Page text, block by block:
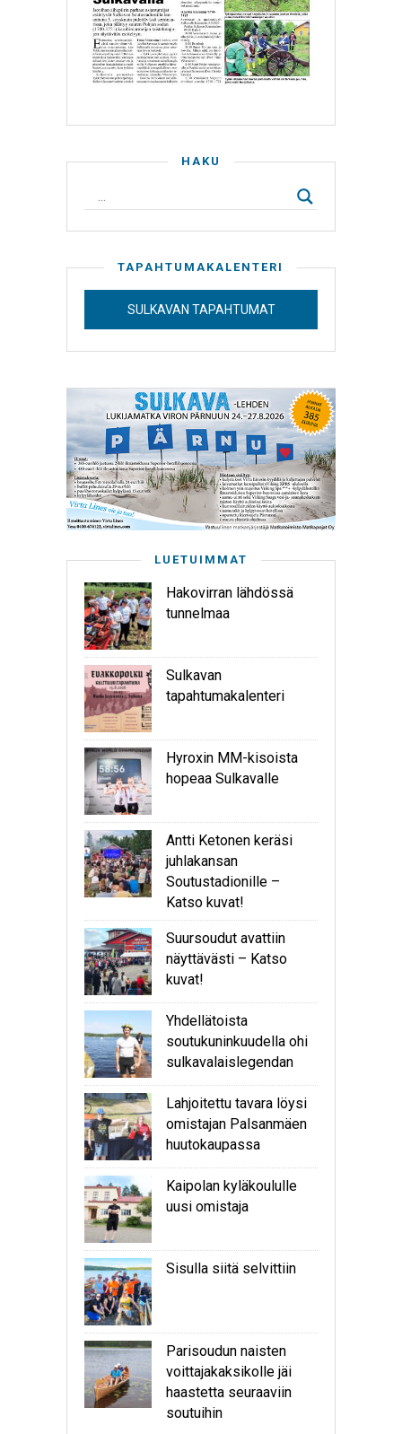
HAKU
TAPAHTUMAKALENTERI
SULKAVAN TAPAHTUMAT
LUETUIMMAT
Hakovirran lähdössä
tunnelmaa
Sulkavan
tapahtumakalenteri
Hyroxin MM-kisoista
hopeaa Sulkavalle
Antti Ketonen keräsi
juhlakansan
Soutustadionille –
Katso kuvat!
Suursoudut avattiin
näyttävästi – Katso
kuvat!
Yhdellätoista
soutukuninkuudella ohi
sulkavalaislegendan
Lahjoitettu tavara löysi
omistajan Palsanmäen
huutokaupassa
Kaipolan kyläkoululle
uusi omistaja
Sisulla siitä selvittiin
Parisoudun naisten
voittajakaksikolle jäi
haastetta seuraaviin
soutuihin